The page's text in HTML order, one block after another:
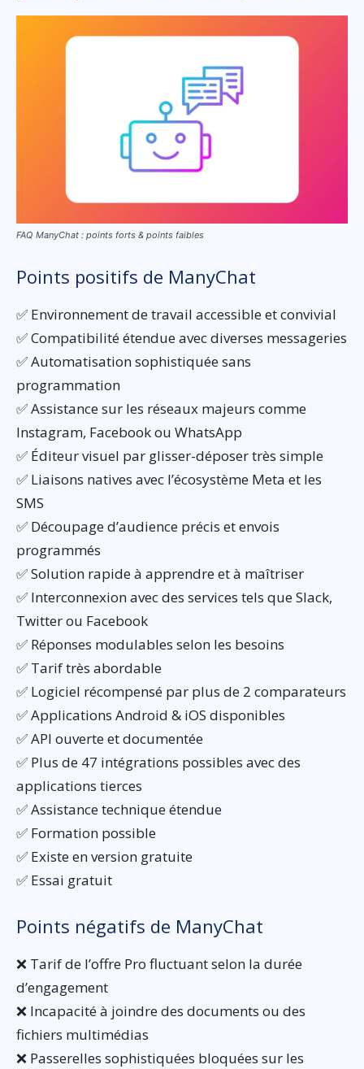
FAQ ManyChat : points forts & points faibles
Points positifs de ManyChat
✅ Environnement de travail accessible et convivial
✅ Compatibilité étendue avec diverses messageries
✅ Automatisation sophistiquée sans
programmation
✅ Assistance sur les réseaux majeurs comme
Instagram, Facebook ou WhatsApp
✅ Éditeur visuel par glisser-déposer très simple
✅ Liaisons natives avec l’écosystème Meta et les
SMS
✅ Découpage d’audience précis et envois
programmés
✅ Solution rapide à apprendre et à maîtriser
✅ Interconnexion avec des services tels que Slack,
Twitter ou Facebook
✅ Réponses modulables selon les besoins
✅ Tarif très abordable
✅ Logiciel récompensé par plus de 2 comparateurs
✅ Applications Android & iOS disponibles
✅ API ouverte et documentée
✅ Plus de 47 intégrations possibles avec des
applications tierces
✅ Assistance technique étendue
✅ Formation possible
✅ Existe en version gratuite
✅ Essai gratuit
Points négatifs de ManyChat
❌ Tarif de l’offre Pro fluctuant selon la durée
d’engagement
❌ Incapacité à joindre des documents ou des
fichiers multimédias
❌ Passerelles sophistiquées bloquées sur les